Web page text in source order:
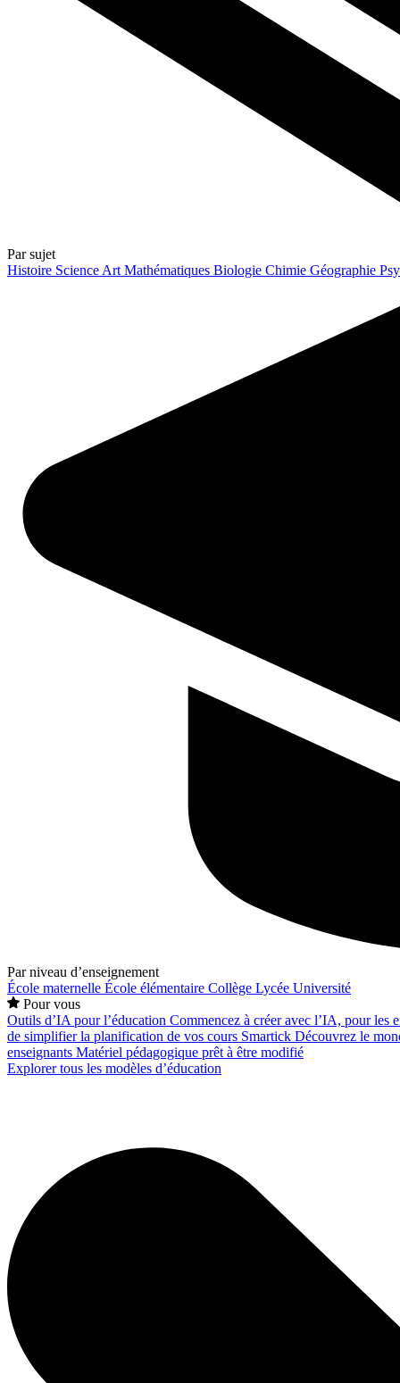
Par sujet
Histoire Science Art Mathématiques Biologie Chimie Géographie
Par niveau d’enseignement
École maternelle École élémentaire Collège Lycée Université
Pour vous
Outils d’IA pour l’éducation Commencez à créer avec l’IA, pour les
de simplifier la planification de vos cours Smartick Découvrez le
enseignants Matériel pédagogique prêt à être modifié
Explorer tous les modèles d’éducation